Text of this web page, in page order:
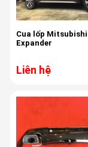
Cua lốp Mitsubishi
Expander
Liên hệ